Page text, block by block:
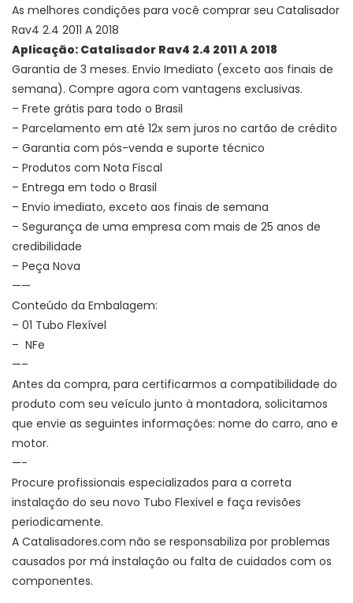
As melhores condições para você comprar seu Catalisador
Rav4 2.4 2011 A 2018
Aplicação: Catalisador Rav4 2.4 2011 A 2018
Garantia de 3 meses. Envio Imediato (exceto aos finais de
semana). Compre agora com vantagens exclusivas.
– Frete grátis para todo o Brasil
– Parcelamento em até 12x sem juros no cartão de crédito
– Garantia com pós-venda e suporte técnico
– Produtos com Nota Fiscal
– Entrega em todo o Brasil
– Envio imediato, exceto aos finais de semana
– Segurança de uma empresa com mais de 25 anos de
credibilidade
– Peça Nova
——
Conteúdo da Embalagem:
– 01 Tubo Flexível
– NFe
—–
Antes da compra, para certificarmos a compatibilidade do
produto com seu veículo junto à montadora, solicitamos
que envie as seguintes informações: nome do carro, ano e
motor.
—-
Procure profissionais especializados para a correta
instalação do seu novo Tubo Flexivel e faça revisões
periodicamente.
A Catalisadores.com não se responsabiliza por problemas
causados por má instalação ou falta de cuidados com os
componentes.